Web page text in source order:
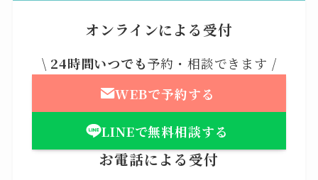
オンラインによる受付
\ 24時間いつでも予約・相談できます /
WEBで予約する
LINEで無料相談する
お電話による受付